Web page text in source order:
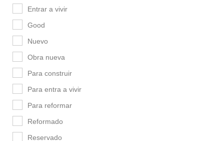
Entrar a vivir
Good
Nuevo
Obra nueva
Para construir
Para entra a vivir
Para reformar
Reformado
Reservado